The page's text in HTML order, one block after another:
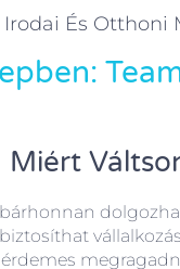
És Otthoni
Miért